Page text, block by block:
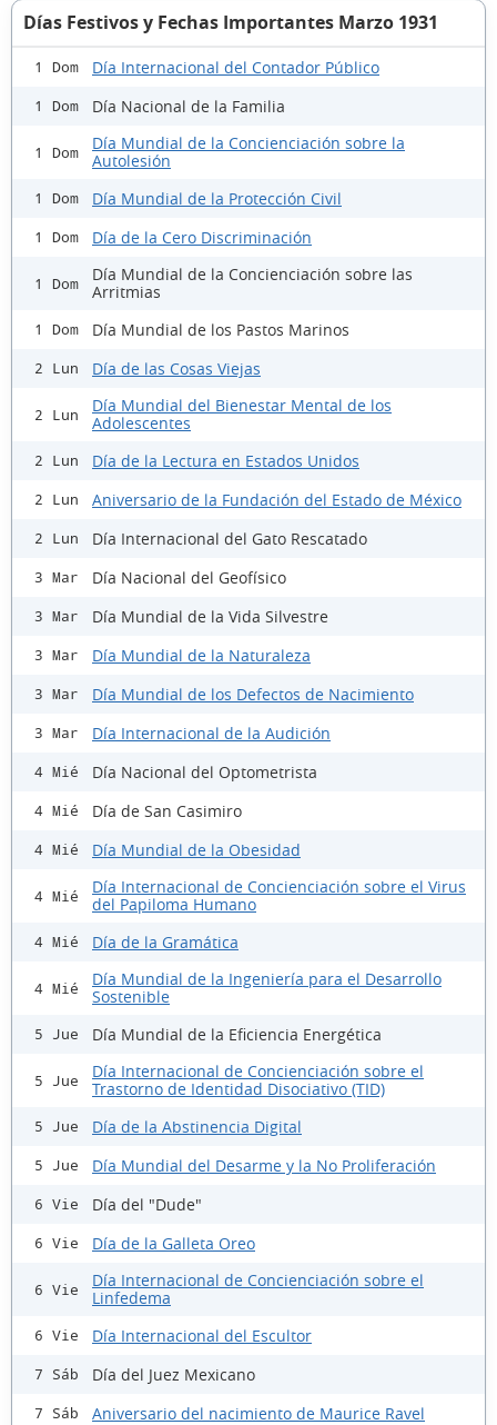
Días Festivos y Fechas Importantes Marzo 1931
1 Dom Día Internacional del Contador Público
1 Dom Día Nacional de la Familia
1 Dom
Día Mundial de la Concienciación sobre la
Autolesión
1 Dom Día Mundial de la Protección Civil
1 Dom Día de la Cero Discriminación
1 Dom
Día Mundial de la Concienciación sobre las
Arritmias
1 Dom Día Mundial de los Pastos Marinos
2 Lun Día de las Cosas Viejas
2 Lun
Día Mundial del Bienestar Mental de los
Adolescentes
2 Lun Día de la Lectura en Estados Unidos
2 Lun Aniversario de la Fundación del Estado de México
2 Lun Día Internacional del Gato Rescatado
3 Mar Día Nacional del Geofísico
3 Mar Día Mundial de la Vida Silvestre
3 Mar Día Mundial de la Naturaleza
3 Mar Día Mundial de los Defectos de Nacimiento
3 Mar Día Internacional de la Audición
4 Mié Día Nacional del Optometrista
4 Mié Día de San Casimiro
4 Mié Día Mundial de la Obesidad
4 Mié
Día Internacional de Concienciación sobre el Virus
del Papiloma Humano
4 Mié Día de la Gramática
4 Mié
Día Mundial de la Ingeniería para el Desarrollo
Sostenible
5 Jue Día Mundial de la Eficiencia Energética
5 Jue
Día Internacional de Concienciación sobre el
Trastorno de Identidad Disociativo (TID)
5 Jue Día de la Abstinencia Digital
5 Jue Día Mundial del Desarme y la No Proliferación
6 Vie Día del "Dude"
6 Vie Día de la Galleta Oreo
6 Vie
Día Internacional de Concienciación sobre el
Linfedema
6 Vie Día Internacional del Escultor
7 Sáb Día del Juez Mexicano
7 Sáb Aniversario del nacimiento de Maurice Ravel